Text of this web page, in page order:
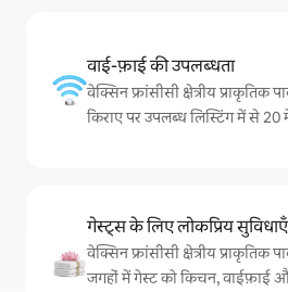
वाई-फ़ाई की उपलब्धता
वेक्सिन फ्रांसीसी क्षेत्रीय प्राकृतिक
किराए पर उपलब्ध लिस्टिंग में से
गेस्ट्स के लिए लोकप्रिय सुविधाएँ
वेक्सिन फ्रांसीसी क्षेत्रीय प्राकृतिक
जगहों में गेस्ट को किचन, वाईफ़ाई